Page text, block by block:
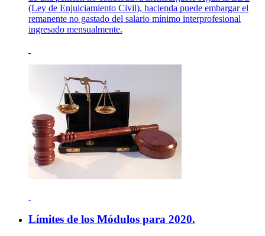
(Ley de Enjuiciamiento Civil), hacienda puede embargar el
remanente no gastado del salario mínimo interprofesional
ingresado mensualmente.
Límites de los Módulos para 2020.